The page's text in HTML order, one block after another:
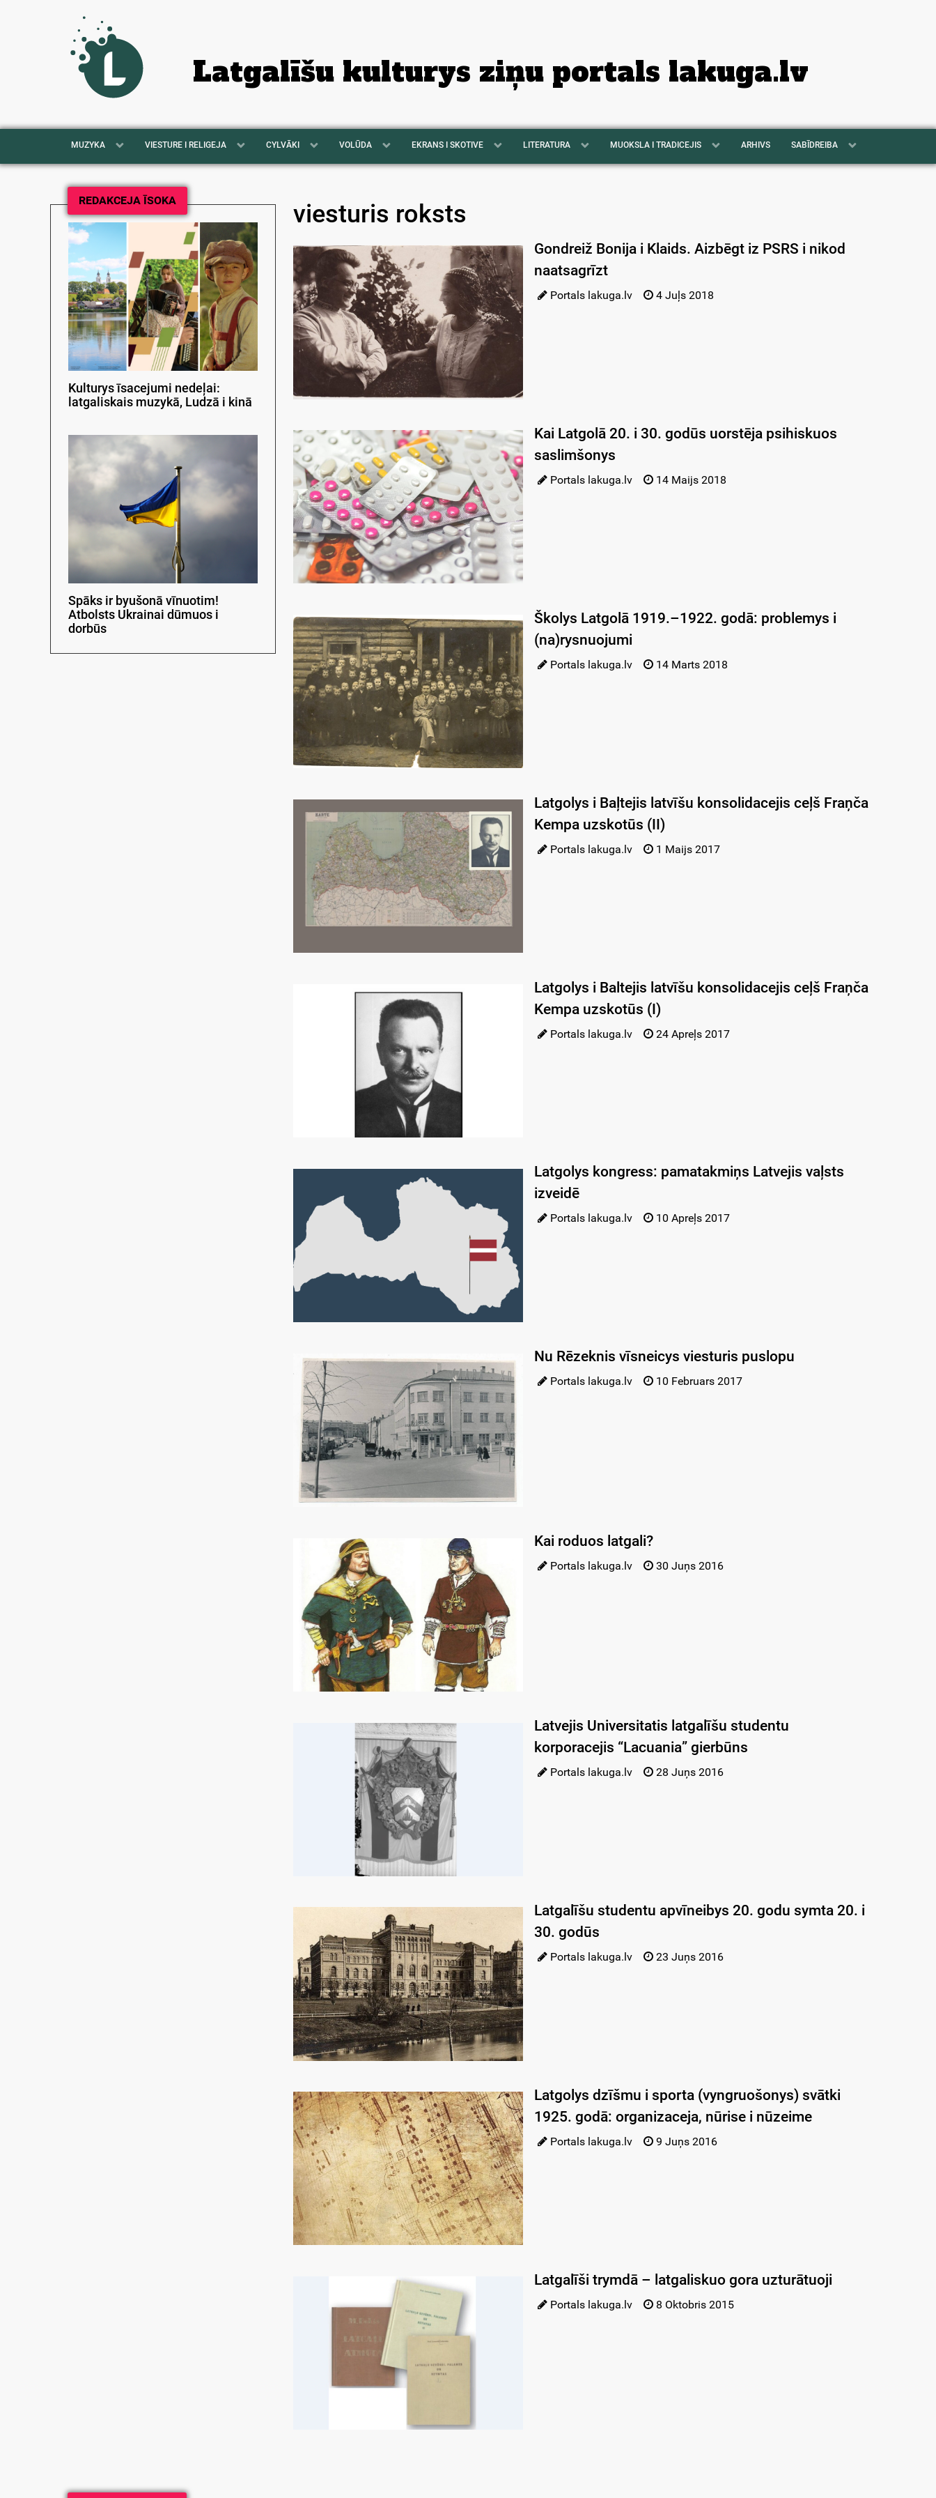
Latgalīšu kulturys ziņu portals lakuga.lv
MUZYKA VIESTURE I RELIGEJA CYLVĀKI VOLŪDA EKRANS I SKOTIVE LITERATURA MUOKSLA I TRADICEJIS ARHIVS SABĪDREIBA
REDAKCEJA ĪSOKA
Kulturys īsacejumi nedeļai:
latgaliskais muzykā, Ludzā i kinā
Spāks ir byušonā vīnuotim!
Atbolsts Ukrainai dūmuos i
dorbūs
viesturis roksts
Gondreiž Bonija i Klaids. Aizbēgt iz PSRS i nikod
naatsagrīzt
Portals lakuga.lv 4 Juļs 2018
Kai Latgolā 20. i 30. godūs uorstēja psihiskuos
saslimšonys
Portals lakuga.lv 14 Maijs 2018
Školys Latgolā 1919.–1922. godā: problemys i
(na)rysnuojumi
Portals lakuga.lv 14 Marts 2018
Latgolys i Baļtejis latvīšu konsolidacejis ceļš Fraņča
Kempa uzskotūs (II)
Portals lakuga.lv 1 Maijs 2017
Latgolys i Baltejis latvīšu konsolidacejis ceļš Fraņča
Kempa uzskotūs (I)
Portals lakuga.lv 24 Apreļs 2017
Latgolys kongress: pamatakmiņs Latvejis vaļsts
izveidē
Portals lakuga.lv 10 Apreļs 2017
Nu Rēzeknis vīsneicys viesturis puslopu
Portals lakuga.lv 10 Februars 2017
Kai roduos latgali?
Portals lakuga.lv 30 Juņs 2016
Latvejis Universitatis latgalīšu studentu
korporacejis “Lacuania” gierbūns
Portals lakuga.lv 28 Juņs 2016
Latgalīšu studentu apvīneibys 20. godu symta 20. i
30. godūs
Portals lakuga.lv 23 Juņs 2016
Latgolys dzīšmu i sporta (vyngruošonys) svātki
1925. godā: organizaceja, nūrise i nūzeime
Portals lakuga.lv 9 Juņs 2016
Latgalīši trymdā – latgaliskuo gora uzturātuoji
Portals lakuga.lv 8 Oktobris 2015